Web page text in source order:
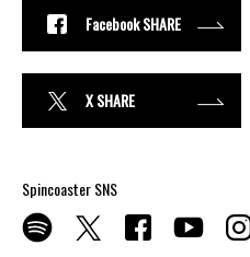
Facebook SHARE
X SHARE
Spincoaster SNS